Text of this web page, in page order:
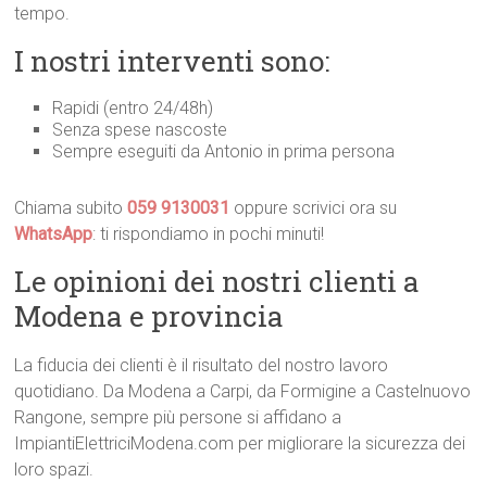
tempo.
I nostri interventi sono:
Rapidi (entro 24/48h)
Senza spese nascoste
Sempre eseguiti da Antonio in prima persona
Chiama subito059 9130031 oppure scrivici ora su
WhatsApp: ti rispondiamo in pochi minuti!
Le opinioni dei nostri clienti a
Modena e provincia
La fiducia dei clienti è il risultato del nostro lavoro
quotidiano. Da Modena a Carpi, da Formigine a Castelnuovo
Rangone, sempre più persone si affidano a
ImpiantiElettriciModena.com per migliorare la sicurezza dei
loro spazi.